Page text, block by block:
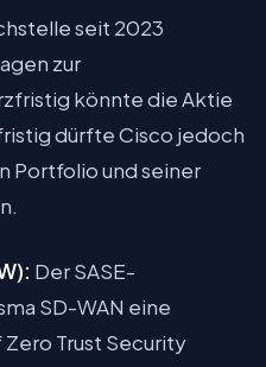
seit 2023
zur
könnte die Aktie
dürfte Cisco jedoch
Portfolio und seiner
Der SASE-
SD-WAN eine
Trust Security